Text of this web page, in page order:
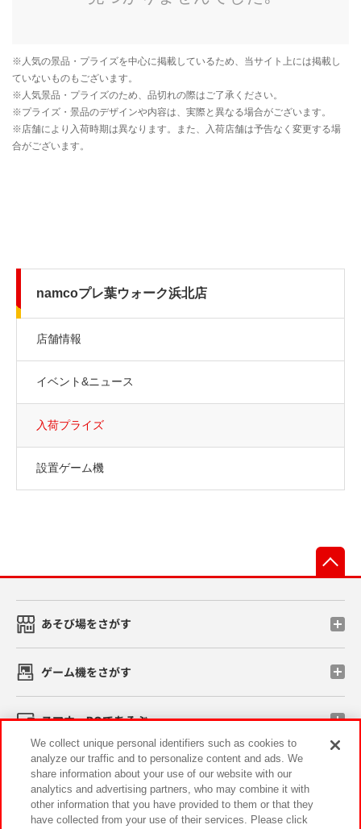
namcoプレ葉ウォーク浜北店
店舗情報
イベント&ニュース
入荷プライズ
設置ゲーム機
あそび場をさがす
ゲーム機をさがす
スマホ・PCであそぶ
イベント・キャンペーン
We collect unique personal identifiers such as cookies to
analyze our traffic and to personalize content and ads. We
share information about your use of our website with our
analytics and advertising partners, who may combine it with
other information that you have provided to them or that they
have collected from your use of their services. Please click